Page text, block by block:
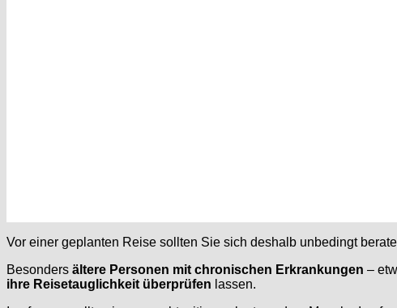
Vor einer geplanten Reise sollten Sie sich deshalb unbedingt
Besonders ältere Personen mit chronischen Erkrankungen –
ihre Reisetauglichkeit überprüfen lassen.